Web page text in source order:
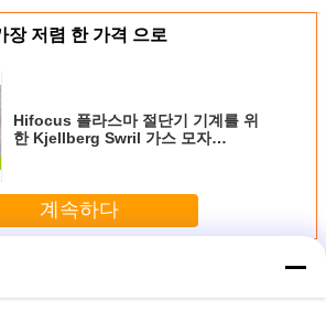
장 저렴 한 가격 으로
Hifocus 플라스마 절단기 기계를 위
한 Kjellberg Swril 가스 모자
계속하다
라스마 기계 소모품